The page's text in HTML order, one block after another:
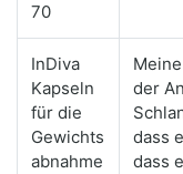
70
InDiva
Kapseln
für die
Gewichts
abnahme
der
dass
dass